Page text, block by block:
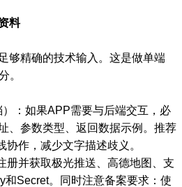
料
够精确的技术输入。这是做单端
。
：如果APP需要与后端交互，必
、参数类型、返回数据示例。推荐
作，减少文字描述歧义。
册并获取极光推送、高德地图、支
Secret。同时注意备案要求：使